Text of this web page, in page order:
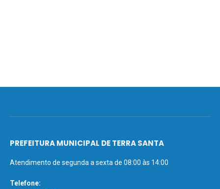
PREFEITURA MUNICIPAL DE TERRA SANTA
Atendimento de segunda a sexta de 08:00 às 14:00
Telefone: